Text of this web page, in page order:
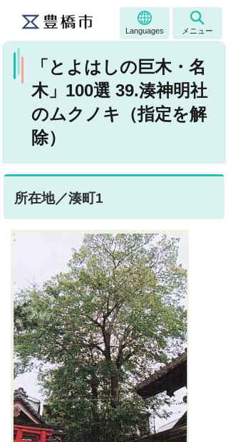
Languages メニュー
「とよはしの巨木・名
木」100選 39.湊神明社
のムクノキ（指定を解
除）
所在地／湊町1